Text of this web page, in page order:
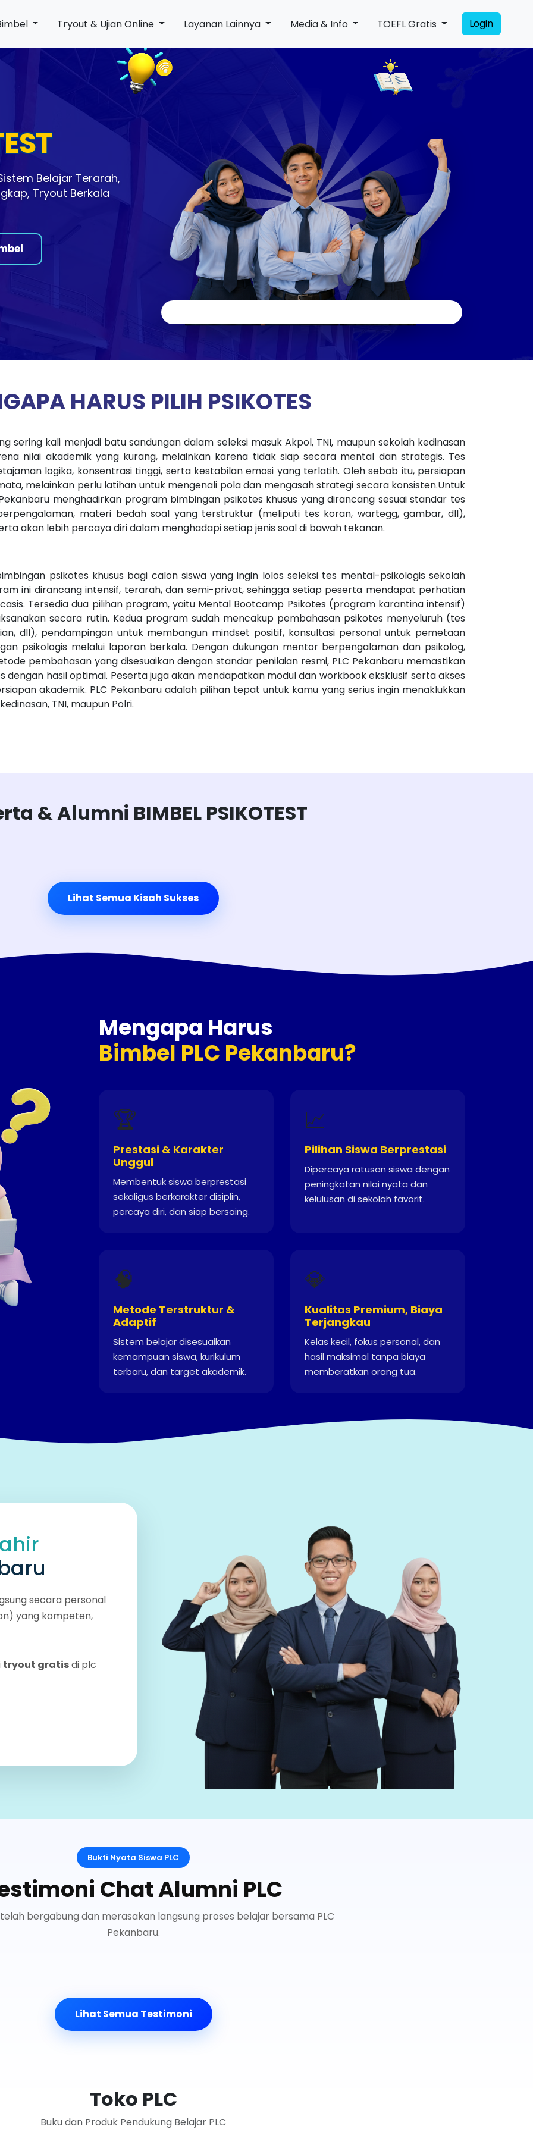
Tryout & Ujian Online Layanan Lainnya Media & Info TOEFL Gratis Login
Belajar Terarah,
Tryout Berkala
HARUS PILIH PSIKOTES
sering kali menjadi batu sandungan dalam seleksi masuk Akpol, TNI, maupun sekolah kedinasan
nilai akademik yang kurang, melainkan karena tidak siap secara mental dan strategis. Tes
logika, konsentrasi tinggi, serta kestabilan emosi yang terlatih. Oleh sebab itu, persiapan
melainkan perlu latihan untuk mengenali pola dan mengasah strategi secara konsisten.Untuk
menghadirkan program bimbingan psikotes khusus yang dirancang sesuai standar tes
materi bedah soal yang terstruktur (meliputi tes koran, wartegg, gambar, dll),
akan lebih percaya diri dalam menghadapi setiap jenis soal di bawah tekanan.
psikotes khusus bagi calon siswa yang ingin lolos seleksi tes mental-psikologis sekolah
ini dirancang intensif, terarah, dan semi-privat, sehingga setiap peserta mendapat perhatian
Tersedia dua pilihan program, yaitu Mental Bootcamp Psikotes (program karantina intensif)
secara rutin. Kedua program sudah mencakup pembahasan psikotes menyeluruh (tes
dll), pendampingan untuk membangun mindset positif, konsultasi personal untuk pemetaan
psikologis melalui laporan berkala. Dengan dukungan mentor berpengalaman dan psikolog,
pembahasan yang disesuaikan dengan standar penilaian resmi, PLC Pekanbaru memastikan
dengan hasil optimal. Peserta juga akan mendapatkan modul dan workbook eksklusif serta akses
akademik. PLC Pekanbaru adalah pilihan tepat untuk kamu yang serius ingin menaklukkan
TNI, maupun Polri.
& Alumni BIMBEL PSIKOTEST
Lihat Semua Kisah Sukses
Mengapa Harus
Bimbel PLC Pekanbaru?
🏆
Prestasi & Karakter
Unggul
Membentuk siswa berprestasi
sekaligus berkarakter disiplin,
percaya diri, dan siap bersaing.
📈
Pilihan Siswa Berprestasi
Dipercaya ratusan siswa dengan
peningkatan nilai nyata dan
kelulusan di sekolah favorit.
🧠
Metode Terstruktur &
Adaptif
Sistem belajar disesuaikan
kemampuan siswa, kurikulum
terbaru, dan target akademik.
💎
Kualitas Premium, Biaya
Terjangkau
Kelas kecil, fokus personal, dan
hasil maksimal tanpa biaya
memberatkan orang tua.
secara personal
yang kompeten,
tryout gratisdi plc
Bukti Nyata Siswa PLC
Chat Alumni PLC
bergabung dan merasakan langsung proses belajar bersama PLC
Pekanbaru.
Lihat Semua Testimoni
Toko PLC
Buku dan Produk Pendukung Belajar PLC